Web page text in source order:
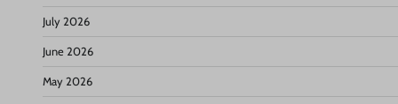
July 2026
June 2026
May 2026